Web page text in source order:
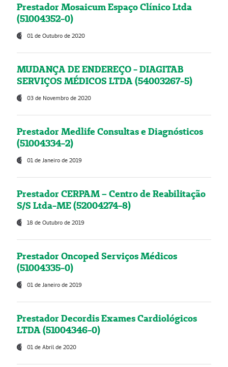
Prestador Mosaicum Espaço Clínico Ltda
(51004352-0)
01 de Outubro de 2020
MUDANÇA DE ENDEREÇO - DIAGITAB
SERVIÇOS MÉDICOS LTDA (54003267-5)
03 de Novembro de 2020
Prestador Medlife Consultas e Diagnósticos
(51004334-2)
01 de Janeiro de 2019
Prestador CERPAM – Centro de Reabilitação
S/S Ltda-ME (52004274-8)
18 de Outubro de 2019
Prestador Oncoped Serviços Médicos
(51004335-0)
01 de Janeiro de 2019
Prestador Decordis Exames Cardiológicos
LTDA (51004346-0)
01 de Abril de 2020